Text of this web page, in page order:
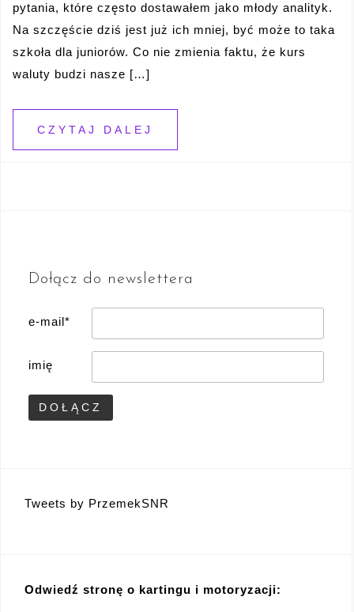
pytania, które często dostawałem jako młody analityk.
Na szczęście dziś jest już ich mniej, być może to taka
szkoła dla juniorów. Co nie zmienia faktu, że kurs
waluty budzi nasze […]
CZYTAJ DALEJ
Dołącz do newslettera
e-mail*
imię
Tweets by PrzemekSNR
Odwiedź stronę o kartingu i motoryzacji: